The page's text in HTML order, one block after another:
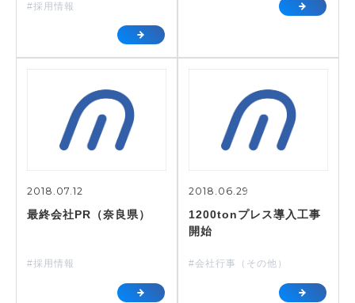
#採用情報
2018.07.12
最終会社PR（奈良県）
#採用情報
2018.06.29
1200tonプレス導入工事
開始
#会社行事（その他）